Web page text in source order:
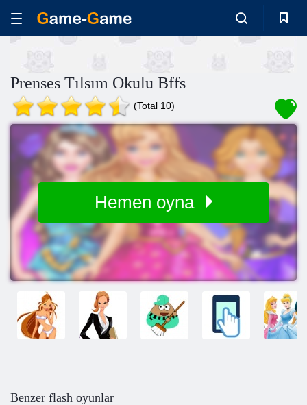
Prenses Tılsım Okulu Bffs
(Total 10)
Hemen oyna
Benzer flash oyunlar